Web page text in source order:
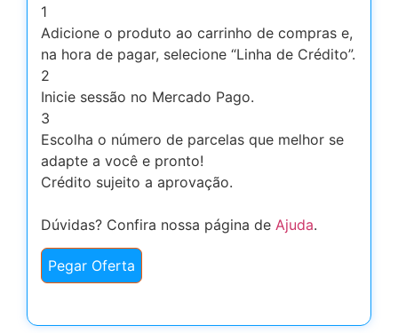
1
Adicione o produto ao carrinho de compras e,
na hora de pagar, selecione “Linha de Crédito”.
2
Inicie sessão no Mercado Pago.
3
Escolha o número de parcelas que melhor se
adapte a você e pronto!
Crédito sujeito a aprovação.
Dúvidas? Confira nossa página de Ajuda.
Pegar Oferta